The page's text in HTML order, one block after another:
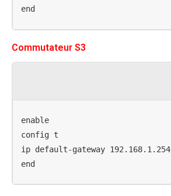
end
Commutateur S3
enable
config t
ip default-gateway 192.168.1.254
end